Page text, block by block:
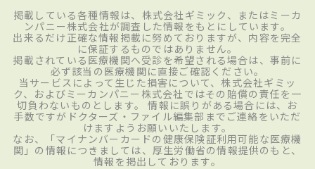
掲載している各種情報は、株式会社ギミック、またはミーカ
ンパニー株式会社が調査した情報をもとにしています。
出来るだけ正確な情報掲載に努めておりますが、内容を完全
に保証するものではありません。
掲載されている医療機関へ受診を希望される場合は、事前に
必ず該当の医療機関に直接ご確認ください。
当サービスによって生じた損害について、株式会社ギミッ
ク、およびミーカンパニー株式会社ではその賠償の責任を一
切負わないものとします。 情報に誤りがある場合には、お
手数ですがドクターズ・ファイル編集部までご連絡をいただ
けますようお願いいたします。
なお、「マイナンバーカードの健康保険証利用可能な医療機
関」の情報につきましては、厚生労働省の情報提供のもと、
情報を掲出しております。